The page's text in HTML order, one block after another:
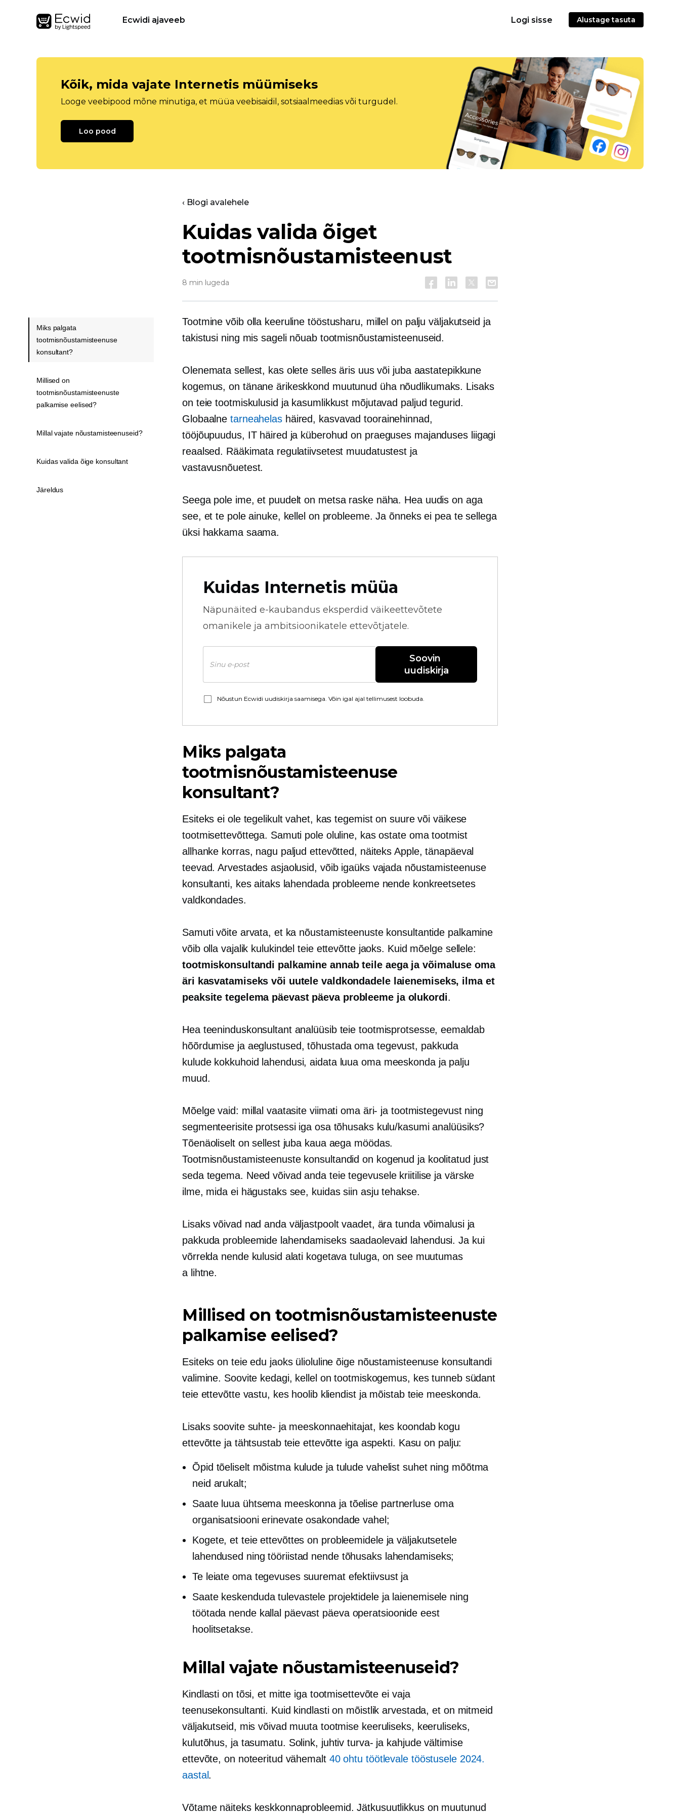
Ecwidi ajaveeb Logi sisse Alustage tasuta
Kõik, mida vajate Internetis müümiseks
Looge veebipood mõne minutiga, et müüa veebisaidil, sotsiaalmeedias või turgudel.
Loo pood
‹ Blogi avalehele
Kuidas valida õiget
tootmisnõustamisteenust
8 min lugeda
Tootmine võib olla keeruline tööstusharu, millel on palju väljakutseid ja
takistusi ning mis sageli nõuab tootmisnõustamisteenuseid.
Olenemata sellest, kas olete selles äris uus või juba aastatepikkune
kogemus, on tänane ärikeskkond muutunud üha nõudlikumaks. Lisaks
on teie tootmiskulusid ja kasumlikkust mõjutavad paljud tegurid.
Globaalnetarneahelashäired, kasvavad toorainehinnad,
tööjõupuudus, IT häired ja küberohud on praeguses majanduses liigagi
reaalsed. Rääkimata regulatiivsetest muudatustest ja
vastavusnõuetest.
Seega pole ime, et puudelt on metsa raske näha. Hea uudis on aga
see, et te pole ainuke, kellel on probleeme. Ja õnneks ei pea te sellega
üksi hakkama saama.
Kuidas Internetis müüa
Näpunäited e-kaubandus eksperdid väikeettevõtete
omanikele ja ambitsioonikatele ettevõtjatele.
Soovin
uudiskirja
Nõustun Ecwidi uudiskirja saamisega. Võin igal ajal tellimusest loobuda.
Miks palgata
tootmisnõustamisteenuse
konsultant?
Esiteks ei ole tegelikult vahet, kas tegemist on suure või väikese
tootmisettevõttega. Samuti pole oluline, kas ostate oma tootmist
allhanke korras, nagu paljud ettevõtted, näiteks Apple, tänapäeval
teevad. Arvestades asjaolusid, võib igaüks vajada nõustamisteenuse
konsultanti, kes aitaks lahendada probleeme nende konkreetsetes
valdkondades.
Samuti võite arvata, et ka nõustamisteenuste konsultantide palkamine
võib olla vajalik kulukindel teie ettevõtte jaoks. Kuid mõelge sellele:
tootmiskonsultandi palkamine annab teile aega ja võimaluse oma
äri kasvatamiseks või uutele valdkondadele laienemiseks, ilma et
peaksite tegelema päevast päevaprobleeme ja olukordi.
Hea teeninduskonsultant analüüsib teie tootmisprotsesse, eemaldab
hõõrdumise ja aeglustused, tõhustada oma tegevust, pakkuda
kulude kokkuhoid lahendusi, aidata luua oma meeskonda ja palju
muud.
Mõelge vaid: millal vaatasite viimati oma äri- ja tootmistegevust ning
segmenteerisite protsessi iga osa tõhusaks kulu/kasumi analüüsiks?
Tõenäoliselt on sellest juba kaua aega möödas.
Tootmisnõustamisteenuste konsultandid on kogenud ja koolitatud just
seda tegema. Need võivad anda teie tegevusele kriitilise ja värske
ilme, mida ei hägustaks see, kuidas siin asju tehakse.
Lisaks võivad nad anda väljastpoolt vaadet, ära tunda võimalusi ja
pakkuda probleemide lahendamiseks saadaolevaid lahendusi. Ja kui
võrrelda nende kulusid alati kogetava tuluga, on see muutumas
a lihtne.
Millised on tootmisnõustamisteenuste
palkamise eelised?
Esiteks on teie edu jaoks ülioluline õige nõustamisteenuse konsultandi
valimine. Soovite kedagi, kellel on tootmiskogemus, kes tunneb südant
teie ettevõtte vastu, kes hoolib kliendist ja mõistab teie meeskonda.
Lisaks soovite suhte- ja meeskonnaehitajat, kes koondab kogu
ettevõtte ja tähtsustab teie ettevõtte iga aspekti. Kasu on palju:
Õpid tõeliselt mõistma kulude ja tulude vahelist suhet ning mõõtma
neid arukalt;
Saate luua ühtsema meeskonna ja tõelise partnerluse oma
organisatsiooni erinevate osakondade vahel;
Kogete, et teie ettevõttes on probleemidele ja väljakutsetele
lahendused ning tööriistad nende tõhusaks lahendamiseks;
Te leiate oma tegevuses suuremat efektiivsust ja
Saate keskenduda tulevastele projektidele ja laienemisele ning
töötada nende kallal päevast päevaoperatsioonide eest
hoolitsetakse.
Millal vajate nõustamisteenuseid?
Kindlasti on tõsi, et mitte iga tootmisettevõte ei vaja
teenusekonsultanti. Kuid kindlasti on mõistlik arvestada, et on mitmeid
väljakutseid, mis võivad muuta tootmise keeruliseks, keeruliseks,
kulutõhus, ja tasumatu. Solink, juhtiv turva- ja kahjude vältimise
ettevõte, on noteeritud vähemalt 40 ohtu töötlevale tööstusele 2024.
aastal.
Võtame näiteks keskkonnaprobleemid. Jätkusuutlikkus on muutunud
Miks palgata
tootmisnõustamisteenuse
konsultant?
Millised on
tootmisnõustamisteenuste
palkamise eelised?
Millal vajate nõustamisteenuseid?
Kuidas valida õige konsultant
Järeldus